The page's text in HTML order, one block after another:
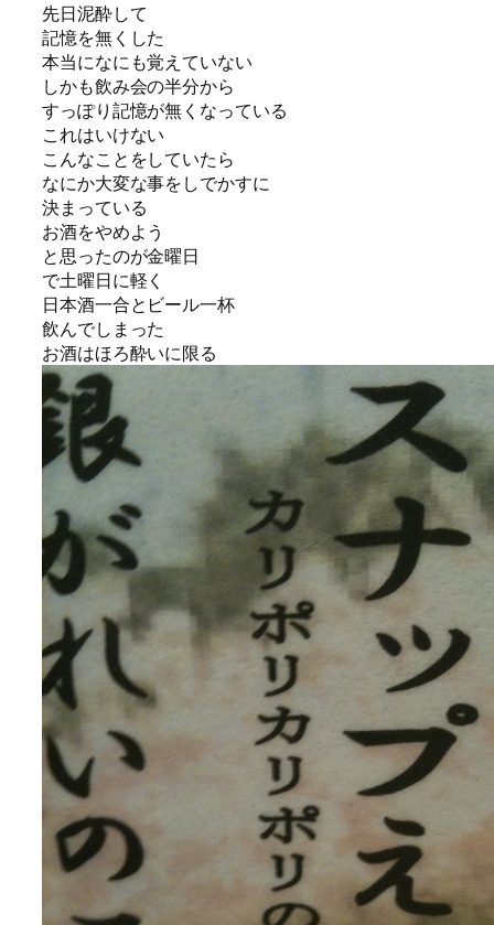
先日泥酔して
記憶を無くした
本当になにも覚えていない
しかも飲み会の半分から
すっぽり記憶が無くなっている
これはいけない
こんなことをしていたら
なにか大変な事をしでかすに
決まっている
お酒をやめよう
と思ったのが金曜日
で土曜日に軽く
日本酒一合とビール一杯
飲んでしまった
お酒はほろ酔いに限る